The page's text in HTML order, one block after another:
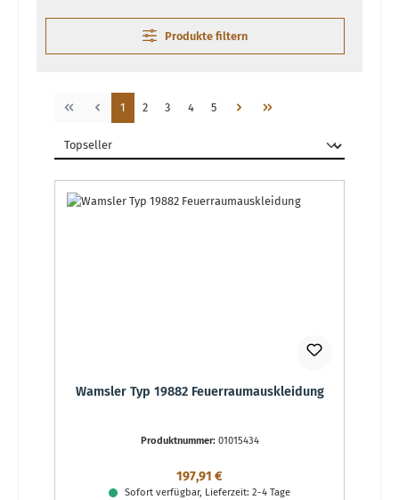
Produkte filtern
Seite
1 Seite
2 Seite
3 Seite
4 Seite
5
Wamsler Typ 19882 Feuerraumauskleidung
Produktnummer: 01015434
Regulärer Preis:
197,91 €
Sofort verfügbar, Lieferzeit: 2-4 Tage